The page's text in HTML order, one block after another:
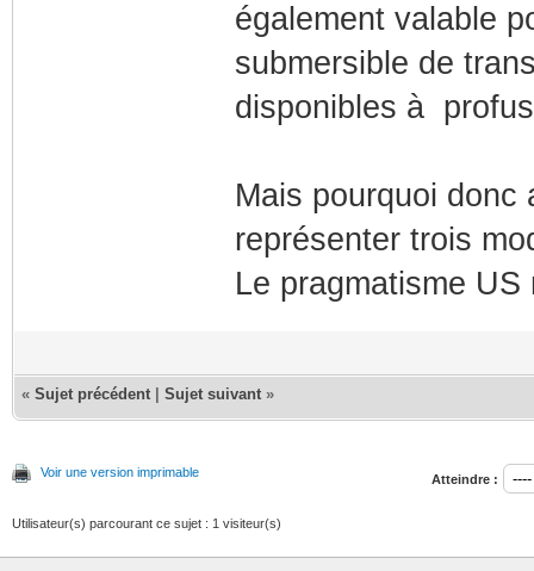
également valable
submersible de
disponibles à
Mais pourquoi donc
représenter trois
Le pragmatisme
« Sujet précédent Sujet suivant »
Voir une version imprimable Atteindre :
Utilisateur(s) parcourant ce sujet : 1 visiteur(s)